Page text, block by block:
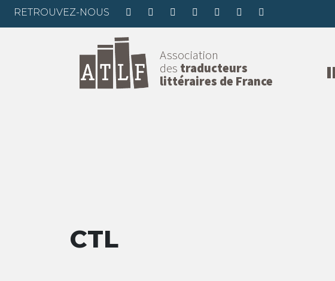
RETROUVEZ-NOUS
Association
des traducteurs
littéraires de France
CTL